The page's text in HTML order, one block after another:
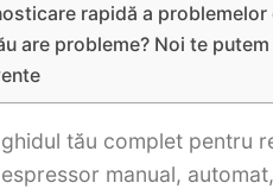
rapidă a
are probleme? Noi te
tău complet pentru
manual,